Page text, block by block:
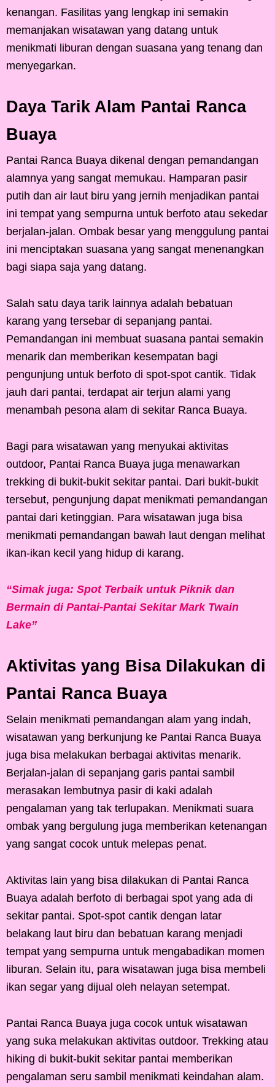
kenangan. Fasilitas yang lengkap ini semakin
memanjakan wisatawan yang datang untuk
menikmati liburan dengan suasana yang tenang dan
menyegarkan.
Daya Tarik Alam Pantai Ranca
Buaya
Pantai Ranca Buaya dikenal dengan pemandangan
alamnya yang sangat memukau. Hamparan pasir
putih dan air laut biru yang jernih menjadikan pantai
ini tempat yang sempurna untuk berfoto atau sekedar
berjalan-jalan. Ombak besar yang menggulung pantai
ini menciptakan suasana yang sangat menenangkan
bagi siapa saja yang datang.
Salah satu daya tarik lainnya adalah bebatuan
karang yang tersebar di sepanjang pantai.
Pemandangan ini membuat suasana pantai semakin
menarik dan memberikan kesempatan bagi
pengunjung untuk berfoto di spot-spot cantik. Tidak
jauh dari pantai, terdapat air terjun alami yang
menambah pesona alam di sekitar Ranca Buaya.
Bagi para wisatawan yang menyukai aktivitas
outdoor, Pantai Ranca Buaya juga menawarkan
trekking di bukit-bukit sekitar pantai. Dari bukit-bukit
tersebut, pengunjung dapat menikmati pemandangan
pantai dari ketinggian. Para wisatawan juga bisa
menikmati pemandangan bawah laut dengan melihat
ikan-ikan kecil yang hidup di karang.
“Simak juga: Spot Terbaik untuk Piknik dan
Bermain di Pantai-Pantai Sekitar Mark Twain
Lake”
Aktivitas yang Bisa Dilakukan di
Pantai Ranca Buaya
Selain menikmati pemandangan alam yang indah,
wisatawan yang berkunjung ke Pantai Ranca Buaya
juga bisa melakukan berbagai aktivitas menarik.
Berjalan-jalan di sepanjang garis pantai sambil
merasakan lembutnya pasir di kaki adalah
pengalaman yang tak terlupakan. Menikmati suara
ombak yang bergulung juga memberikan ketenangan
yang sangat cocok untuk melepas penat.
Aktivitas lain yang bisa dilakukan di Pantai Ranca
Buaya adalah berfoto di berbagai spot yang ada di
sekitar pantai. Spot-spot cantik dengan latar
belakang laut biru dan bebatuan karang menjadi
tempat yang sempurna untuk mengabadikan momen
liburan. Selain itu, para wisatawan juga bisa membeli
ikan segar yang dijual oleh nelayan setempat.
Pantai Ranca Buaya juga cocok untuk wisatawan
yang suka melakukan aktivitas outdoor. Trekking atau
hiking di bukit-bukit sekitar pantai memberikan
pengalaman seru sambil menikmati keindahan alam.